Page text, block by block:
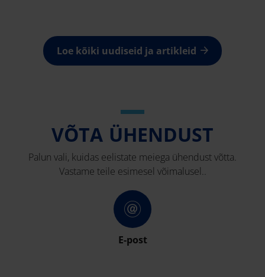
Loe kõiki uudiseid ja artikleid
VÕTA ÜHENDUST
Palun vali, kuidas eelistate meiega ühendust võtta.
Vastame teile esimesel võimalusel..
E-post